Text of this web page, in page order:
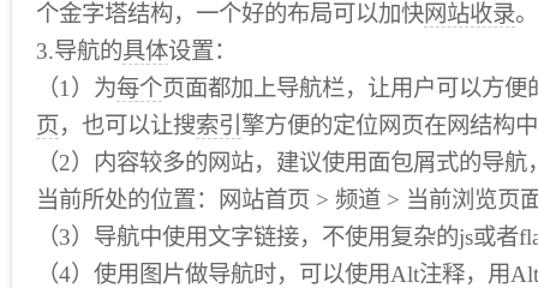
个金字塔结构，一个好的布局可以加快网站收录。
3.导航的具体设置：
（1）为每个页面都加上导航栏，让用户可以方便
页 ，也可以让搜索引 擎方便的定位网页在网结构
（2）内容较多的网站，建议使用面包屑式的导
当前所处的位置：网站首页 > 频道 > 当前浏览页
（3）导航中使用文字链接，不使用复杂的js或者
（4）使用图片做导航时，可以使用Alt注释，用